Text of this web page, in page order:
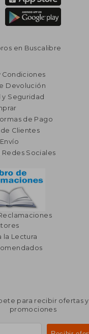
en Buscalibre
Condiciones
Devolución
y Seguridad
de Pago
Clientes
Sociales
la Lectura
para recibir ofertas y
promociones